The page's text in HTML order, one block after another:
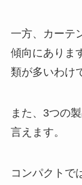
一方、カーテ
傾向にありま
類が多いわけ
また、3つの
言えます。
コンパクトで